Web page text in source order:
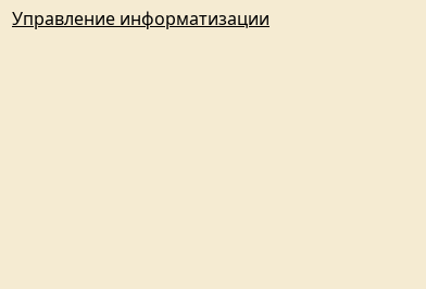
Управление информатизации